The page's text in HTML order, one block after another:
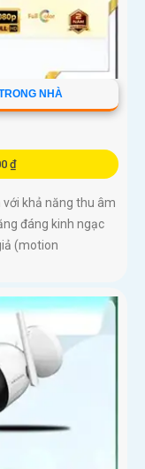
NHÀ
₫
khả năng thu âm
đáng kinh ngạc
(motion